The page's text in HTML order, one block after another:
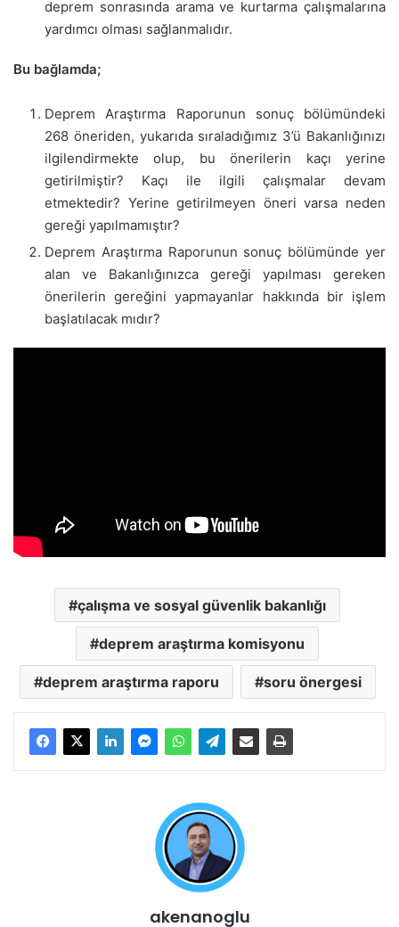
deprem sonrasında arama ve kurtarma çalışmalarına
yardımcı olması sağlanmalıdır.
Bu bağlamda;
Deprem Araştırma Raporunun sonuç bölümündeki
268 öneriden, yukarıda sıraladığımız 3’ü Bakanlığınızı
ilgilendirmekte olup, bu önerilerin kaçı yerine
getirilmiştir? Kaçı ile ilgili çalışmalar devam
etmektedir? Yerine getirilmeyen öneri varsa neden
gereği yapılmamıştır?
Deprem Araştırma Raporunun sonuç bölümünde yer
alan ve Bakanlığınızca gereği yapılması gereken
önerilerin gereğini yapmayanlar hakkında bir işlem
başlatılacak mıdır?
çalışma ve sosyal güvenlik bakanlığı
deprem araştırma komisyonu
deprem araştırma raporu soru önergesi
akenanoglu